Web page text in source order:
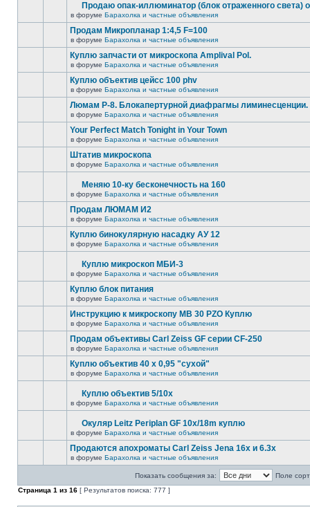
Продаю опак-иллюминатор (блок отраженного света)
в форуме Барахолка и частные объявления
Продам Микропланар 1:4,5 F=100
в форуме Барахолка и частные объявления
Куплю запчасти от микроскопа Amplival Pol.
в форуме Барахолка и частные объявления
Куплю объектив цейсс 100 phv
в форуме Барахолка и частные объявления
Люмам Р-8. Блокапертурной диафрагмы
в форуме Барахолка и частные объявления
Your Perfect Match Tonight in Your Town
в форуме Барахолка и частные объявления
Штатив микроскопа
в форуме Барахолка и частные объявления
Меняю 10-ку бесконечность на 160
в форуме Барахолка и частные объявления
Продам ЛЮМАМ И2
в форуме Барахолка и частные объявления
Куплю бинокулярную насадку АУ 12
в форуме Барахолка и частные объявления
Куплю микроскоп МБИ-3
в форуме Барахолка и частные объявления
Куплю блок питания
в форуме Барахолка и частные объявления
Инструкцию к микроскопу MB 30 PZO Куплю
в форуме Барахолка и частные объявления
Продам объективы Carl Zeiss GF серии CF-250
в форуме Барахолка и частные объявления
Куплю объектив 40 х 0,95 "сухой"
в форуме Барахолка и частные объявления
Куплю объектив 5/10х
в форуме Барахолка и частные объявления
Окуляр Leitz Periplan GF 10x/18m куплю
в форуме Барахолка и частные объявления
Продаются апохроматы Carl Zeiss Jena 16x и 6.3x
в форуме Барахолка и частные объявления
Показать сообщения за:
Поле
Страница 1 из 16 [ Результатов поиска: 777 ]